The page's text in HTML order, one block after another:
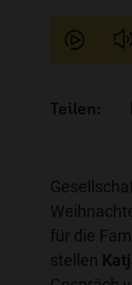
für die
stellen